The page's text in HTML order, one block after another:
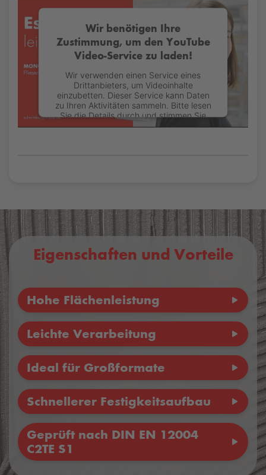
Wir benötigen Ihre
Zustimmung, um den YouTube
Video-Service zu laden!
Wir verwenden einen Service eines
Drittanbieters, um Videoinhalte
einzubetten. Dieser Service kann Daten
zu Ihren Aktivitäten sammeln. Bitte lesen
Sie die Details durch und stimmen Sie
der Nutzung des Service zu, um dieses
powered by
Usercentrics Consent
Management Platform
Eigenschaften und Vorteile
Hohe Flächenleistung
Leichte Verarbeitung
Ideal für Großformate
Schnellerer Festigkeitsaufbau
Geprüft nach DIN EN 12004
C2TE S1